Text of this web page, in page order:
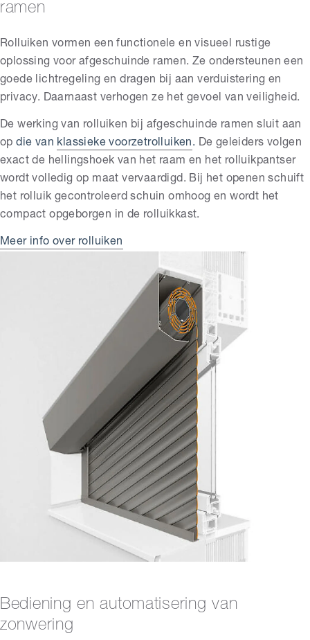
ramen
Rolluiken vormen een functionele en visueel rustige
oplossing voor afgeschuinde ramen. Ze ondersteunen een
goede lichtregeling en dragen bij aan verduistering en
privacy. Daarnaast verhogen ze het gevoel van veiligheid.
De werking van rolluiken bij afgeschuinde ramen sluit aan
opdie van klassieke voorzetrolluiken. De geleiders volgen
exact de hellingshoek van het raam en het rolluikpantser
wordt volledig op maat vervaardigd. Bij het openen schuift
het rolluik gecontroleerd schuin omhoog en wordt het
compact opgeborgen in de rolluikkast.
Meer info over rolluiken
Bediening en automatisering van
zonwering